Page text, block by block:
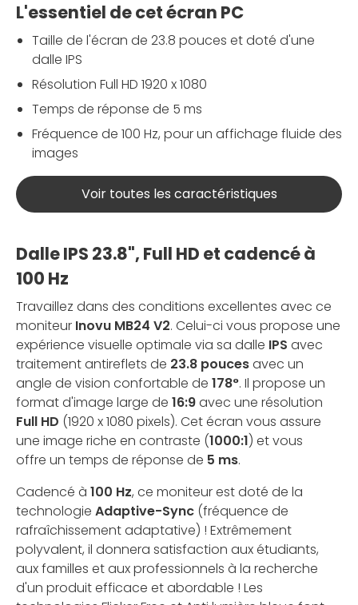
L'essentiel de cet écran PC
Taille de l'écran de 23.8 pouces et doté d'une
dalle IPS
Résolution Full HD 1920 x 1080
Temps de réponse de 5 ms
Fréquence de 100 Hz, pour un affichage fluide des
images
Voir toutes les caractéristiques
Dalle IPS 23.8", Full HD et cadencé à
100 Hz
Travaillez dans des conditions excellentes avec ce
moniteur Inovu MB24 V2. Celui-ci vous propose une
expérience visuelle optimale via sa dalle IPS avec
traitement antireflets de 23.8 poucesavec un
angle de vision confortable de 178°. Il propose un
format d'image large de 16:9avec une résolution
Full HD (1920 x 1080 pixels). Cet écran vous assure
une image riche en contraste (1000:1) et vous
offre un temps de réponse de 5 ms.
Cadencé à 100 Hz, ce moniteur est doté de la
technologie Adaptive-Sync (fréquence de
rafraîchissement adaptative) ! Extrêmement
polyvalent, il donnera satisfaction aux étudiants,
aux familles et aux professionnels à la recherche
d'un produit efficace et abordable ! Les